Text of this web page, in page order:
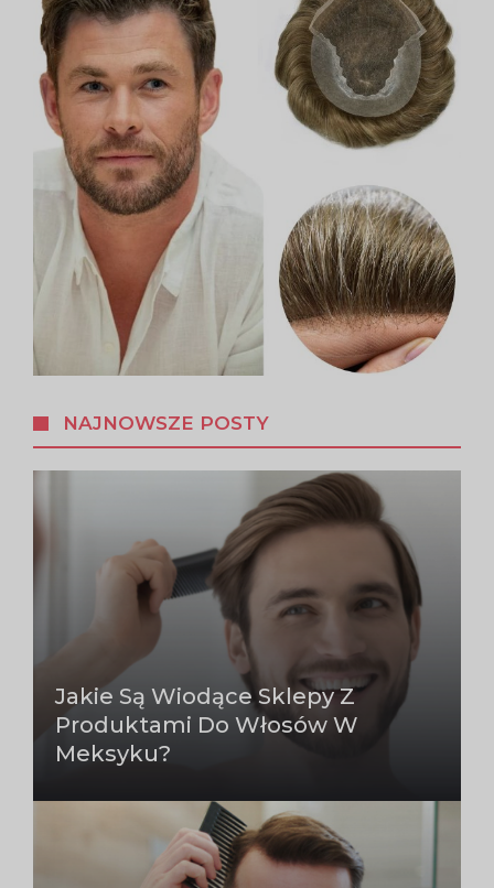
NAJNOWSZE POSTY
Jakie Są Wiodące Sklepy Z
Produktami Do Włosów W
Meksyku?